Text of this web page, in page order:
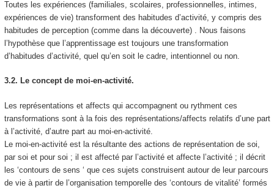
Toutes les expériences (familiales, scolaires, professionnelles, intimes,
expériences de vie) transforment des habitudes d’activité, y compris des
habitudes de perception (comme dans la découverte) . Nous faisons
l’hypothèse que l’apprentissage est toujours une transformation
d’habitudes d’activité, quel qu’en soit le cadre, intentionnel ou non.
3.2. Le concept de moi-en-activité.
Les représentations et affects qui accompagnent ou rythment ces
transformations sont à la fois des représentations/affects relatifs d’une part
à l’activité, d’autre part au moi-en-activité.
Le moi-en-activitéest la résultante des actions de représentation de soi,
par soi et pour soi ; il est affecté par l’activité et affecte l’activité ; il décrit
les ‘contours de sens ‘ que ces sujets construisent autour de leur parcours
de vie à partir de l’organisation temporelle des ‘contours de vitalité’ formés